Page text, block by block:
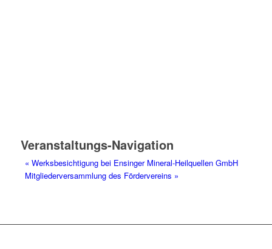
Veranstaltungs-Navigation
« Werksbesichtigung bei Ensinger Mineral-Heilquellen GmbH
Mitgliederversammlung des Fördervereins »